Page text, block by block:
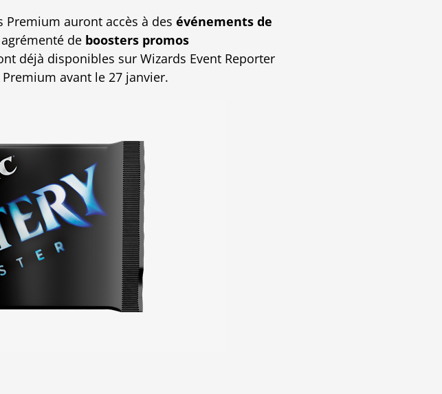
Premium auront accès à des événements de
de boosters promos
déjà disponibles sur Wizards Event Reporter
avant le 27 janvier.